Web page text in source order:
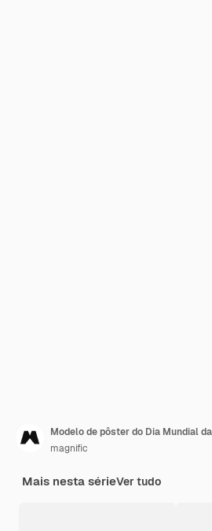
Modelo de pôster do Dia Mundial
magnific
Mais nesta sérieVer tudo